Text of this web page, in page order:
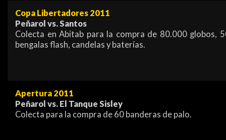
Copa Libertadores 2011
Peñarol vs. Santos
Colecta en Abitab para la compra de 80.000 globos,
bengalas flash, candelas y baterías.
Apertura 2011
Peñarol vs. El Tanque Sisley
Colecta para la compra de 60 banderas de palo.